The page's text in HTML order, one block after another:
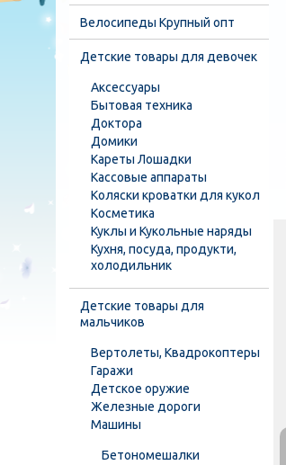
Велосипеды Крупный опт
Детские товары для девочек
Аксессуары
Бытовая техника
Доктора
Домики
Кареты Лошадки
Кассовые аппараты
Коляски кроватки для кукол
Косметика
Куклы и Кукольные наряды
Кухня, посуда, продукти,
холодильник
Детские товары для
мальчиков
Вертолеты, Квадрокоптеры
Гаражи
Детское оружие
Железные дороги
Машины
Бетономешалки